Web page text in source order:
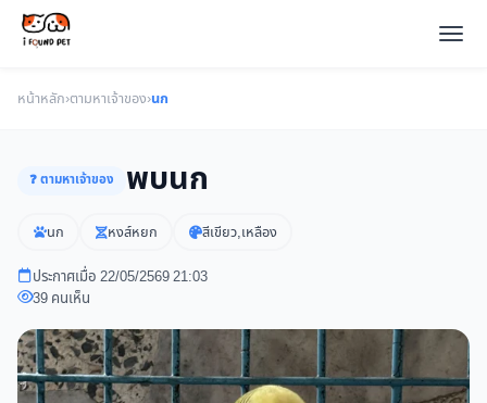
หน้าหลัก›ตามหาเจ้าของ›นก
❓ ตามหาเจ้าของ พบนก
นก หงส์หยก สีเขียว,เหลือง
ประกาศเมื่อ 22/05/2569 21:03
39 คนเห็น